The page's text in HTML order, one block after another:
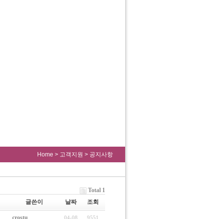
Home > 고객지원 > 공지사항
Total 1
글쓴이 날짜 조회
04-08 9551